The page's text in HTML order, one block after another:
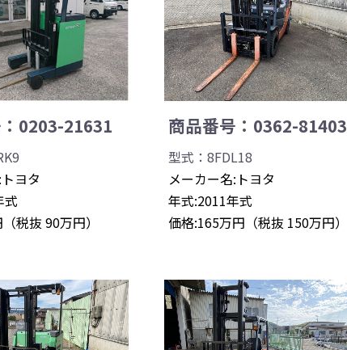
0203-21631
ヨタ
式
税抜 90万円）
商品番号：0362-81403
型式：8FDL18
メーカー名:トヨタ
年式:2011年式
価格:165万円（税抜 150万円）